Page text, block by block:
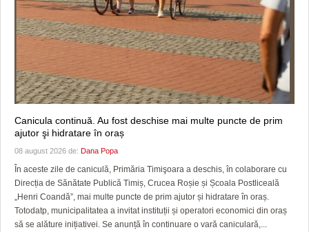
Canicula continuă. Au fost deschise mai multe puncte de prim
ajutor şi hidratare în oraș
08 august 2026 de: Dana Popa
În aceste zile de caniculă, Primăria Timişoara a deschis, în colaborare cu
Direcția de Sănătate Publică Timiș, Crucea Roșie și Școala Postliceală
„Henri Coandă”, mai multe puncte de prim ajutor și hidratare în oraș.
Totodatp, municipalitatea a invitat instituții și operatori economici din oraș
să se alăture inițiativei. Se anunță în continuare o vară caniculară,...